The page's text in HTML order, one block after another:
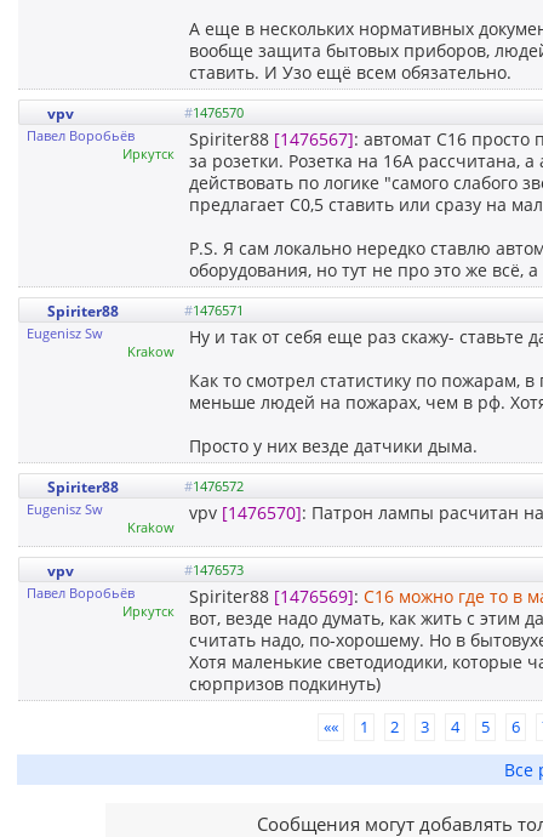
А еще в нескольких нормативных
вообще защита бытовых приборов,
ставить. И Узо ещё всем обязательно.
vpv #1476570
Павел Воробьёв
Иркутск
Spiriter88 [1476567]: автомат С16 просто
за розетки. Розетка на 16А рассчитана,
действовать по логике "самого
предлагает С0,5 ставить или сразу на
P.S. Я сам локально нередко ставлю
оборудования, но тут не про это же всё,
Spiriter88 #1476571
Eugenisz Sw
Krakow
Ну и так от себя еще раз скажу- ставьте
Как то смотрел статистику по пожарам,
меньше людей на пожарах, чем в рф.
Просто у них везде датчики дыма.
Spiriter88 #1476572
Eugenisz Sw
Krakow
vpv [1476570]: Патрон лампы расчитан
vpv #1476573
Павел Воробьёв
Иркутск
Spiriter88 [1476569]: С16 можно где то в
вот, везде надо думать, как жить с этим
считать надо, по-хорошему. Но в
Хотя маленькие светодиодики, которые
сюрпризов подкинуть)
«« 1 2 3 4 5 6
Все
Сообщения могут добавлять